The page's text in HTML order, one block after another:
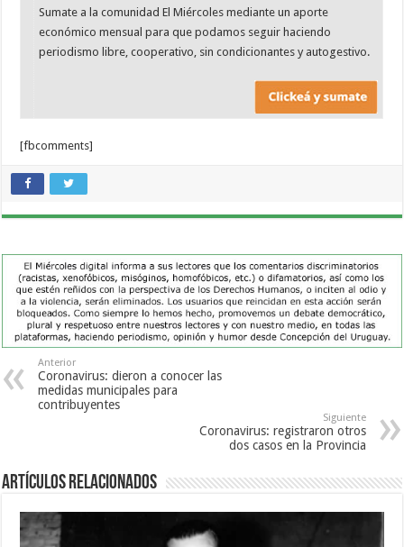
Sumate a la comunidad El Miércoles mediante un aporte
económico mensual para que podamos seguir haciendo
periodismo libre, cooperativo, sin condicionantes y autogestivo.
[fbcomments]
Anterior
Coronavirus: dieron a conocer las
medidas municipales para
contribuyentes
Siguiente
Coronavirus: registraron otros
dos casos en la Provincia
Artículos Relacionados